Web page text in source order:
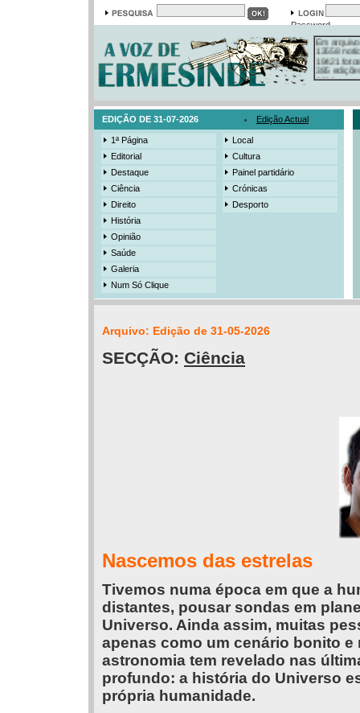
Password
13558
19421
385
3206
525
EDIÇÃO DE 31-07-2026 Edição Actual
1ª Página
Editorial
Destaque
Ciência
Direito
História
Opinião
Saúde
Galeria
Num Só Clique
Local
Cultura
Painel partidário
Crónicas
Desporto
Arquivo: Edição de 31-05-2026
SECÇÃO: Ciência
Nascemos das estrelas
Tivemos numa época em que a
distantes, pousar sondas em
Universo. Ainda assim, muitas
apenas como um cenário bonito
astronomia tem revelado nas
profundo: a história do Universo
própria humanidade.